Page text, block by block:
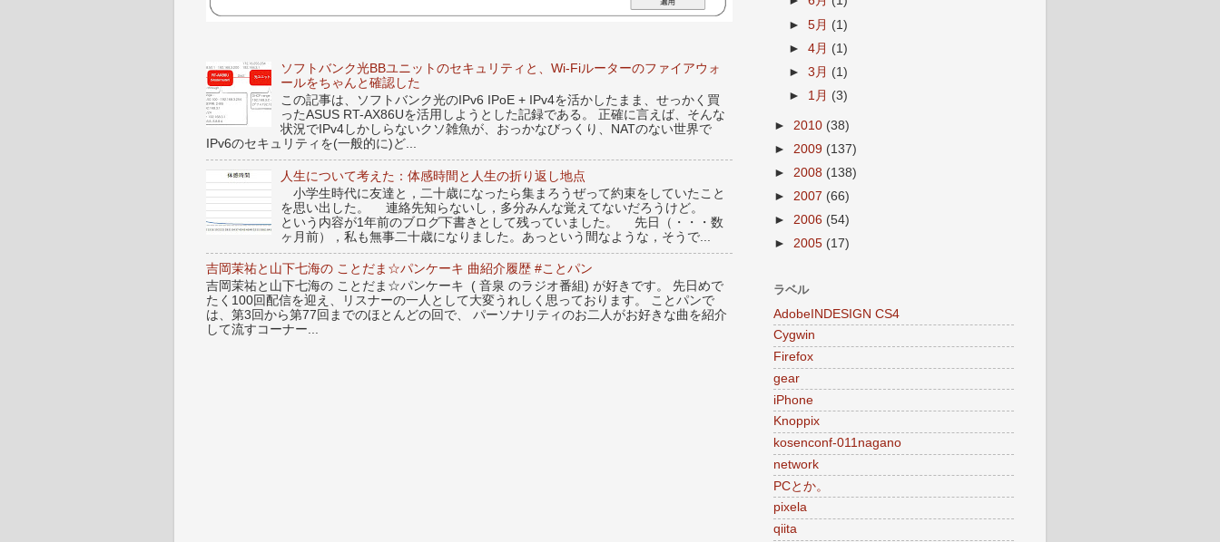
ソフトバンク光BBユニットのセキュリティと、Wi-Fiルーターのファイアウォ
ールをちゃんと確認した
この記事は、ソフトバンク光のIPv6 IPoE + IPv4を活かしたまま、せっかく買
ったASUS RT-AX86Uを活用しようとした記録である。 正確に言えば、そんな
状況でIPv4しかしらないクソ雑魚が、おっかなびっくり、NATのない世界で
IPv6のセキュリティを(一般的に)ど...
人生について考えた：体感時間と人生の折り返し地点
小学生時代に友達と，二十歳になったら集まろうぜって約束をしていたこと
を思い出した。 連絡先知らないし，多分みんな覚えてないだろうけど。
という内容が1年前のブログ下書きとして残っていました。 先日（・・・数
ヶ月前），私も無事二十歳になりました。あっという間なような，そうで...
吉岡茉祐と山下七海の ことだま☆パンケーキ 曲紹介履歴 #ことパン
吉岡茉祐と山下七海の ことだま☆パンケーキ ( 音泉 のラジオ番組) が好きです。 先日めで
たく100回配信を迎え、リスナーの一人として大変うれしく思っております。 ことパンで
は、第3回から第77回までのほとんどの回で、 パーソナリティのお二人がお好きな曲を紹介
して流すコーナー...
►5月 (1)
►4月 (1)
►3月 (1)
► 1月 (3)
► 2010 (38)
► 2009 (137)
► 2008 (138)
► 2007 (66)
► 2006 (54)
► 2005 (17)
ラベル
AdobeINDESIGN CS4
Cygwin
Firefox
gear
iPhone
Knoppix
kosenconf-011nagano
network
PCとか。
pixela
qiita